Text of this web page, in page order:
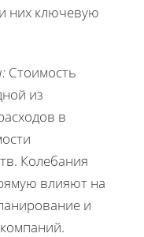
них ключевую
Стоимость
из
в
Колебания
влияют на
и